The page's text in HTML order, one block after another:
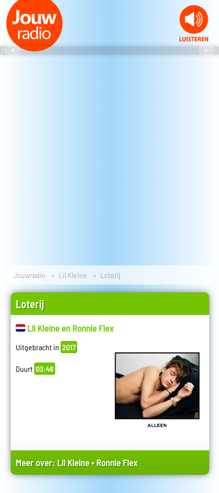
Jouwradio Lil Kleine Loterij
Loterij
Lil Kleine en Ronnie Flex
Uitgebracht in 2017
Duurt 03:46
Meer over: Lil Kleine•Ronnie Flex